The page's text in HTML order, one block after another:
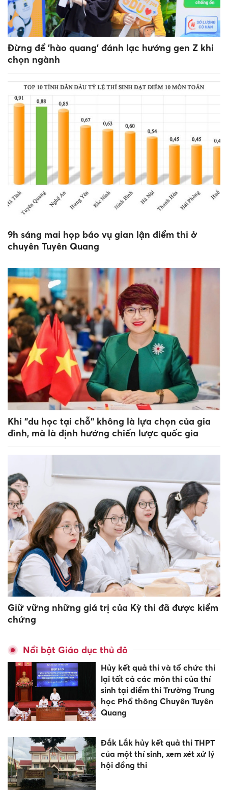
Đừng để 'hào quang' đánh lạc hướng gen Z khi
chọn ngành
9h sáng mai họp báo vụ gian lận điểm thi ở
chuyên Tuyên Quang
Khi "du học tại chỗ" không là lựa chọn của gia
đình, mà là định hướng chiến lược quốc gia
Giữ vững những giá trị của Kỳ thi đã được kiểm
chứng
Nổi bật Giáo dục thủ đô
Hủy kết quả thi và tổ chức thi
lại tất cả các môn thi của thí
sinh tại điểm thi Trường Trung
học Phổ thông Chuyên Tuyên
Quang
Đắk Lắk hủy kết quả thi THPT
của một thí sinh, xem xét xử lý
hội đồng thi